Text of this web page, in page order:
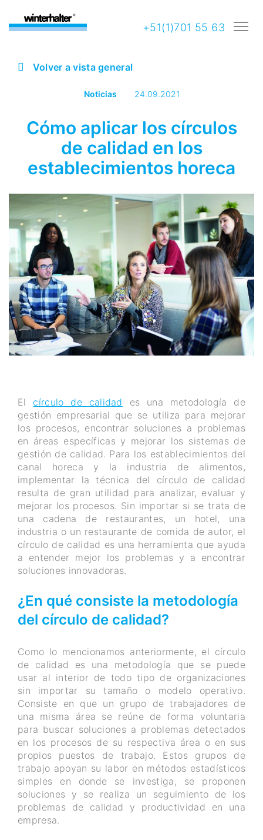
+51(1)701 55 63
Volver a vista general
Noticias 24.09.2021
Cómo aplicar los círculos
de calidad en los
establecimientos horeca
El círculo de calidad es una metodología de
gestión empresarial que se utiliza para mejorar
los procesos, encontrar soluciones a problemas
en áreas específicas y mejorar los sistemas de
gestión de calidad. Para los establecimientos del
canal horeca y la industria de alimentos,
implementar la técnica del círculo de calidad
resulta de gran utilidad para analizar, evaluar y
mejorar los procesos. Sin importar si se trata de
una cadena de restaurantes, un hotel, una
industria o un restaurante de comida de autor, el
círculo de calidad es una herramienta que ayuda
a entender mejor los problemas y a encontrar
soluciones innovadoras.
¿En qué consiste la metodología
del círculo de calidad?
Como lo mencionamos anteriormente, el círculo
de calidad es una metodología que se puede
usar al interior de todo tipo de organizaciones
sin importar su tamaño o modelo operativo.
Consiste en que un grupo de trabajadores de
una misma área se reúne de forma voluntaria
para buscar soluciones a problemas detectados
en los procesos de su respectiva área o en sus
propios puestos de trabajo. Estos grupos de
trabajo apoyan su labor en métodos estadísticos
simples en donde se investiga, se proponen
soluciones y se realiza un seguimiento de los
problemas de calidad y productividad en una
empresa.